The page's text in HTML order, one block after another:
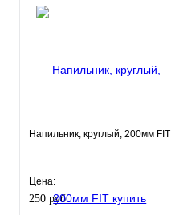
Напильник, круглый, 200мм FIT
Цена:
250 руб.